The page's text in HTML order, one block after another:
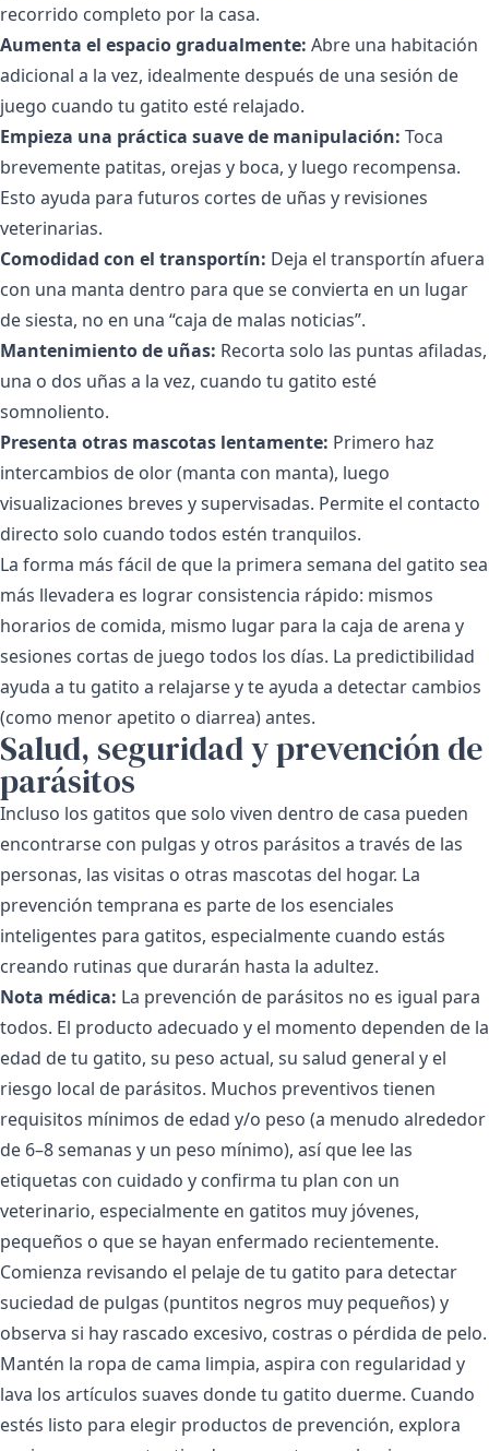
recorrido completo por la casa.
Aumenta el espacio gradualmente: Abre una habitación
adicional a la vez, idealmente después de una sesión de
juego cuando tu gatito esté relajado.
Empieza una práctica suave de manipulación: Toca
brevemente patitas, orejas y boca, y luego recompensa.
Esto ayuda para futuros cortes de uñas y revisiones
veterinarias.
Comodidad con el transportín: Deja el transportín afuera
con una manta dentro para que se convierta en un lugar
de siesta, no en una “caja de malas noticias”.
Mantenimiento de uñas: Recorta solo las puntas afiladas,
una o dos uñas a la vez, cuando tu gatito esté
somnoliento.
Presenta otras mascotas lentamente: Primero haz
intercambios de olor (manta con manta), luego
visualizaciones breves y supervisadas. Permite el contacto
directo solo cuando todos estén tranquilos.
La forma más fácil de que la primera semana del gatito sea
más llevadera es lograr consistencia rápido: mismos
horarios de comida, mismo lugar para la caja de arena y
sesiones cortas de juego todos los días. La predictibilidad
ayuda a tu gatito a relajarse y te ayuda a detectar cambios
(como menor apetito o diarrea) antes.
Salud, seguridad y prevención de
parásitos
Incluso los gatitos que solo viven dentro de casa pueden
encontrarse con pulgas y otros parásitos a través de las
personas, las visitas o otras mascotas del hogar. La
prevención temprana es parte de los esenciales
inteligentes para gatitos, especialmente cuando estás
creando rutinas que durarán hasta la adultez.
Nota médica: La prevención de parásitos no es igual para
todos. El producto adecuado y el momento dependen de la
edad de tu gatito, su peso actual, su salud general y el
riesgo local de parásitos. Muchos preventivos tienen
requisitos mínimos de edad y/o peso (a menudo alrededor
de 6–8 semanas y un peso mínimo), así que lee las
etiquetas con cuidado y confirma tu plan con un
veterinario, especialmente en gatitos muy jóvenes,
pequeños o que se hayan enfermado recientemente.
Comienza revisando el pelaje de tu gatito para detectar
suciedad de pulgas (puntitos negros muy pequeños) y
observa si hay rascado excesivo, costras o pérdida de pelo.
Mantén la ropa de cama limpia, aspira con regularidad y
lava los artículos suaves donde tu gatito duerme. Cuando
estés listo para elegir productos de prevención, explora